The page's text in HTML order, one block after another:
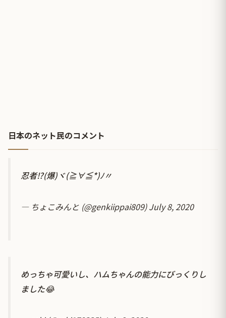
日本のネット民のコメント
忍者⁉️(爆)ヾ(≧∀≦*)ﾉ〃
— ちょこみんと (@genkiippai809)July 8, 2020
めっちゃ可愛いし、ハムちゃんの能力にびっくりし
ました😂